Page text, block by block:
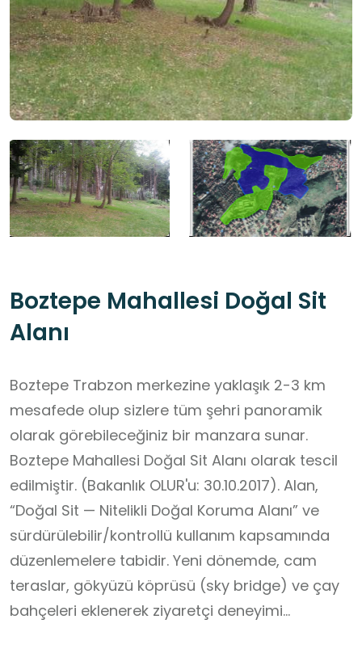
Boztepe Mahallesi Doğal Sit
Alanı
Boztepe Trabzon merkezine yaklaşık 2-3 km
mesafede olup sizlere tüm şehri panoramik
olarak görebileceğiniz bir manzara sunar.
Boztepe Mahallesi Doğal Sit Alanı olarak tescil
edilmiştir. (Bakanlık OLUR'u: 30.10.2017). Alan,
“Doğal Sit — Nitelikli Doğal Koruma Alanı” ve
sürdürülebilir/kontrollü kullanım kapsamında
düzenlemelere tabidir. Yeni dönemde, cam
teraslar, gökyüzü köprüsü (sky bridge) ve çay
bahçeleri eklenerek ziyaretçi deneyimi